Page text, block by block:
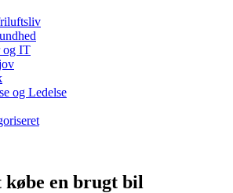
og IT
og Ledelse
en brugt bil